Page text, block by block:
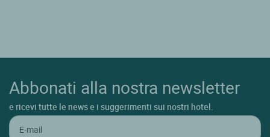
Abbonati alla nostra newsletter
e ricevi tutte le news e i suggerimenti sui nostri hotel.